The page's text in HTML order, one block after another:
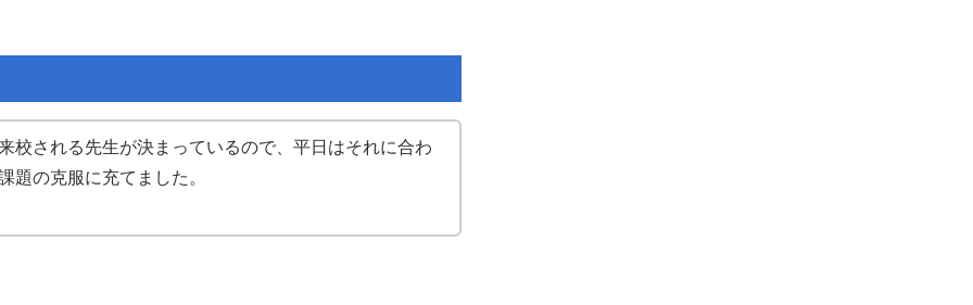
校される先生が決まっているので、平日はそれに合わ
題の克服に充てました。